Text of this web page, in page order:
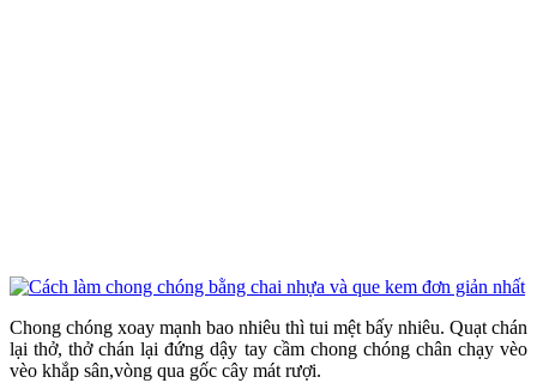
Chong chóng xoay mạnh bao nhiêu thì tui mệt bấy nhiêu. Quạt chán
lại thở, thở chán lại đứng dậy tay cầm chong chóng chân chạy vèo
vèo khắp sân,vòng qua gốc cây mát rượi.